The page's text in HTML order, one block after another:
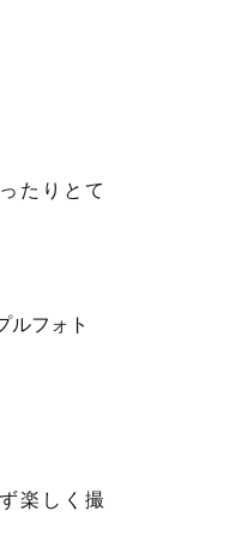
たりとて
楽しく撮